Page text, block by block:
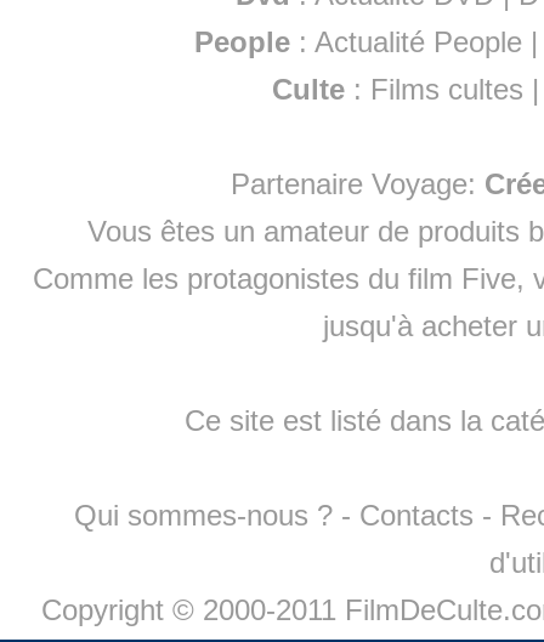
People :Actualité People
Culte : Films cultes
Partenaire Voyage:
Vous êtes un amateur de produits
Comme les protagonistes du film Five,
jusqu'à acheter
Ce site est listé dans la
Qui sommes-nous ? - Contacts -
Copyright © 2000-2011